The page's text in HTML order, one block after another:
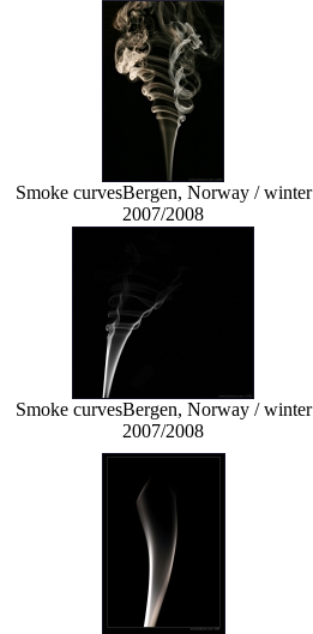
Smoke curvesBergen, Norway / winter
2007/2008
Smoke curvesBergen, Norway / winter
2007/2008